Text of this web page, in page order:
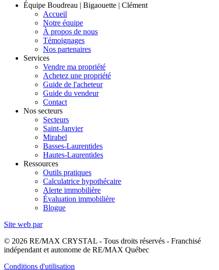
Équipe Boudreau | Bigaouette | Clément
Accueil
Notre équipe
À propos de nous
Témoignages
Nos partenaires
Services
Vendre ma propriété
Achetez une propriété
Guide de l'acheteur
Guide du vendeur
Contact
Nos secteurs
Secteurs
Saint-Janvier
Mirabel
Basses-Laurentides
Hautes-Laurentides
Ressources
Outils pratiques
Calculatrice hypothécaire
Alerte immobilière
Évaluation immobilière
Blogue
Site web par
© 2026 RE/MAX CRYSTAL - Tous droits réservés - Franchisé
indépendant et autonome de RE/MAX Québec
Conditions d'utilisation